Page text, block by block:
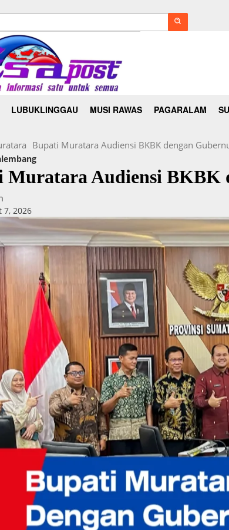
LUBUKLINGGAU MUSI RAWAS PAGARALAM
Bupati Muratara Audiensi BKBK dengan
Muratara Audiensi BKBK
7, 2026